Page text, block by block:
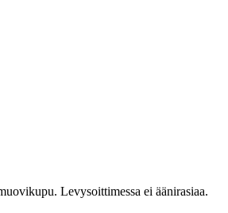
Levysoittimessa ei äänirasiaa.